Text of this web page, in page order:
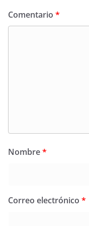
Comentario *
Nombre*
Correo electrónico *